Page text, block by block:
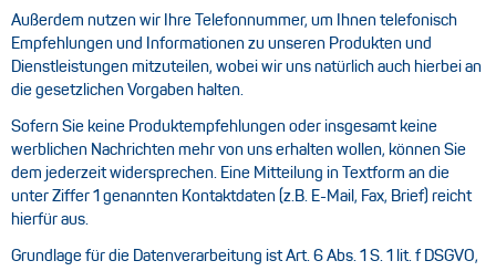
Außerdem nutzen wir Ihre Telefonnummer, um Ihnen telefonisch
Empfehlungen und Informationen zu unseren Produkten und
Dienstleistungen mitzuteilen, wobei wir uns natürlich auch hierbei an
die gesetzlichen Vorgaben halten.
Sofern Sie keine Produktempfehlungen oder insgesamt keine
werblichen Nachrichten mehr von uns erhalten wollen, können Sie
dem jederzeit widersprechen. Eine Mitteilung in Textform an die
unter Ziffer 1 genannten Kontaktdaten (z.B. E-Mail, Fax, Brief) reicht
hierfür aus.
Grundlage für die Datenverarbeitung ist Art. 6 Abs. 1 S. 1 lit. f DSGVO,